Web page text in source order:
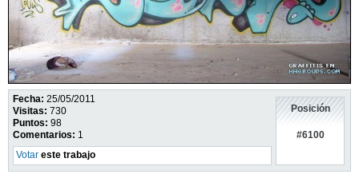
Fecha: 25/05/2011
Visitas: 730
Puntos: 98
Comentarios: 1
Votar este trabajo
Posición
#6100